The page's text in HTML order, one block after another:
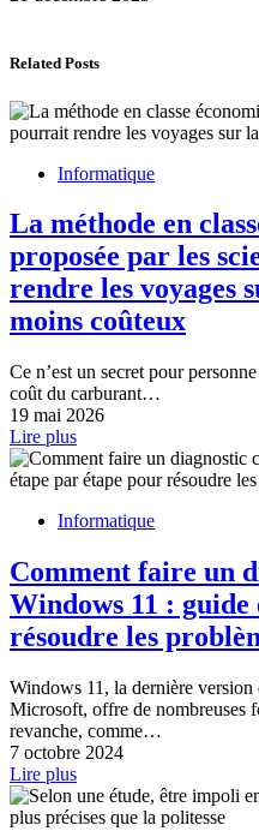
Related Posts
Informatique
La méthode en
proposée par les
rendre les voyages
moins coûteux
Ce n’est un secret pour
coût du carburant…
19 mai 2026
Lire plus
Informatique
Comment faire un
Windows 11 :
résoudre les
Windows 11, la dernière version
Microsoft, offre de nombreuses
revanche, comme…
7 octobre 2024
Lire plus